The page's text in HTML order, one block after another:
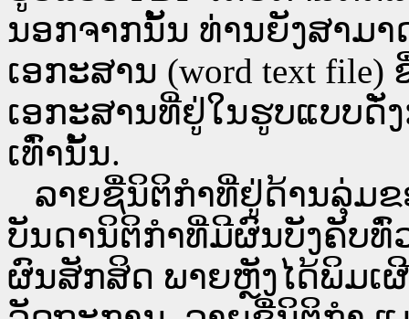
ນອກຈາກນັ້ນ ທ່ານຍັງສາມາ
ເອກະສານ (word text
ເອກະສານທີ່ຢູ່ໃນຮູບແບບດັ່
ເທົ່ານັ້ນ.
ລາຍຊື່ນິຕິກຳທີ່ຢູ່ດ້ານລຸ່ມ
ບັນດານິຕິກຳທີ່ມີຜົນບັງຄັບທົ່
ຜົນສັກສິດ ພາຍຫຼັງໄດ້ພິມເ